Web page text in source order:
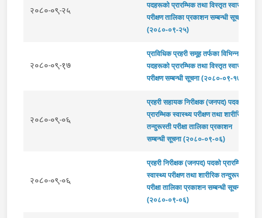
२०८०-०९-२५
पदहरूको प्रारम्भिक तथा विस्तृत स्वास्थ्य
परीक्षण तालिका प्रकाशन सम्बन्धी सूचना
(२०८०-०९-२५)
२०८०-०९-१७
प्राविधिक प्रहरी समूह तर्फका विभिन्न
पदहरूको प्रारम्भिक तथा विस्तृत स्वास्थ्य
परीक्षण सम्बन्धी सूचना (२०८०-०९-१७)
२०८०-०९-०६
प्रहरी सहायक निरीक्षक (जनपद) पदको
प्रारम्भिक स्वास्थ्य परीक्षण तथा शारीरिक
तन्दुरूस्ती परीक्षा तालिका प्रकाशन
सम्बन्धी सूचना (२०८०-०९-०६)
२०८०-०९-०६
प्रहरी निरीक्षक (जनपद) पदको प्रारम्भिक
स्वास्थ्य परीक्षण तथा शारीरिक तन्दुरूस्ती
परीक्षा तालिका प्रकाशन सम्बन्धी सूचना
(२०८०-०९-०६)